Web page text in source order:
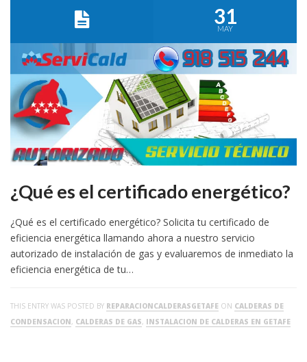
31
MAY
¿Qué es el certificado energético?
¿Qué es el certificado energético? Solicita tu certificado de
eficiencia energética llamando ahora a nuestro servicio
autorizado de instalación de gas y evaluaremos de inmediato la
eficiencia energética de tu…
THIS ENTRY WAS POSTED BY REPARACIONCALDERASGETAFE ON CALDERAS DE
CONDENSACION, CALDERAS DE GAS, INSTALACION DE CALDERAS EN GETAFE